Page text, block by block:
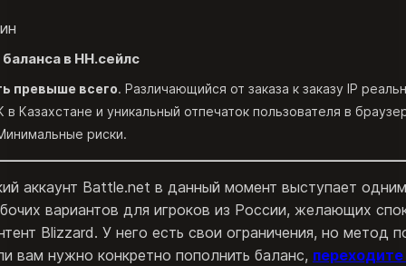
в НН.сейлс
превыше всего. Различающийся от заказа к заказу IP
Казахстане и уникальный отпечаток пользователя в
риски.
аккаунт Battle.net в данный момент выступает
вариантов для игроков из России, желающих
Blizzard. У него есть свои ограничения, но метод
вам нужно конкретно пополнить баланс, переходите